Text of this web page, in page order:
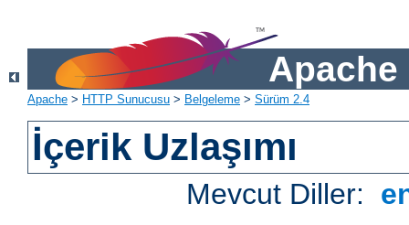
Apache
Apache > HTTP Sunucusu > Belgeleme > Sürüm 2.4
İçerik Uzlaşımı
Mevcut Diller: